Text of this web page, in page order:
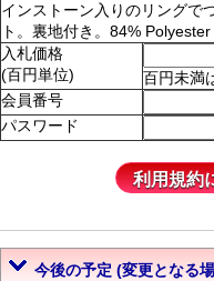
インストーン入りのリングで
ト。裏地付き。84%
入札価格
(百円単位)
百円未満
会員番号
パスワード
今後の予定 (変更となる